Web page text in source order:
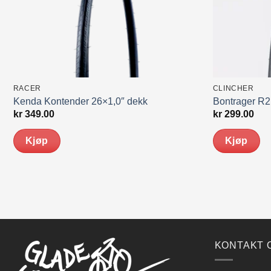
RACER
Kenda Kontender 26×1,0″ dekk
kr349.00
Kjøp
CLINCHER
Bontrager
kr299.00
Kjøp
KONTAKT